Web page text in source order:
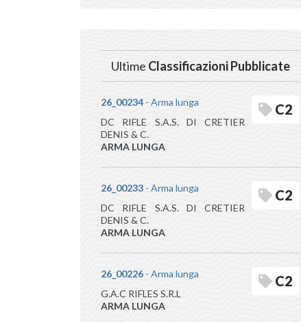
Ultime Classificazioni Pubblicate
26_00234 - Arma lunga
DC RIFLE S.A.S. DI CRETIER
DENIS & C.
ARMA LUNGA
C2
26_00233 - Arma lunga
DC RIFLE S.A.S. DI CRETIER
DENIS & C.
ARMA LUNGA
C2
26_00226 - Arma lunga
G.A.C RIFLES S.R.L
ARMA LUNGA
C2